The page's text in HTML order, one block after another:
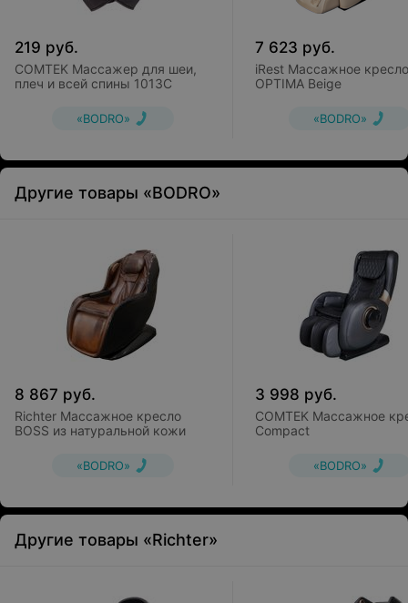
219 руб.
COMTEK Массажер для шеи,
плеч и всей спины 1013С
«BODRO»
7 623 руб.
iRest Массажное кресло
OPTIMA Beige
«BODRO»
Другие товары «BODRO»
8 867 руб.
Richter Массажное кресло
BOSS из натуральной кожи
«BODRO»
3 998 руб.
COMTEK Массажное
Compact
«BODRO»
Другие товары «Richter»